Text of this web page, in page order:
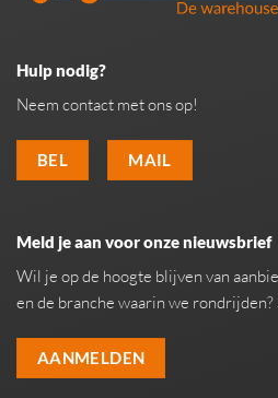
Hulp nodig?
Neem contact met ons op!
BEL MAIL
Meld je aan voor onze nieuwsbrief
Wil je op de hoogte blijven van
en de branche waarin we
AANMELDEN